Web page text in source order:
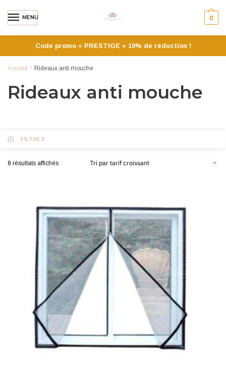
MENU 0
Code promo « PRESTIGE » 10% de réduction !
Accueil / Rideaux anti mouche
Rideaux anti mouche
FILTRES
8 résultats affichés